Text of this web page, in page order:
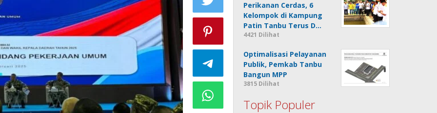
Perikanan Cerdas, 6
Kelompok di Kampung
Patin Tanbu Terus D…
4421 Dilihat
Optimalisasi Pelayanan
Publik, Pemkab Tanbu
Bangun MPP
3815 Dilihat
Topik Populer